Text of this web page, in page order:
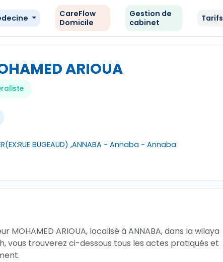
CareFlow
Domicile
Gestion de
cabinet
Tarifs
ARIOUA
BUGEAUD) ,ANNABA - Annaba - Annaba
ARIOUA, localisé à ANNABA, dans la wilaya
vous trouverez ci-dessous tous les actes pratiqués et